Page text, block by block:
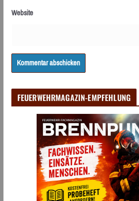
Website
FEUERWEHRMAGAZIN-EMPFEHLUNG